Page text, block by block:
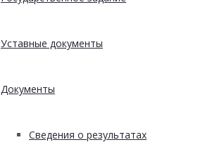
Уставные документы
Документы
Сведения о результатах